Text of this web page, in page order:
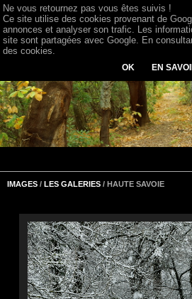
IMAGES / LES GALERIES / HAUTE SAVOIE
Ne vous retournez pas vous êtes suivis !
Ce site utilise des cookies provenant de
annonces et analyser son trafic. Les
site sont partagées avec Google. En
des cookies.
OK EN